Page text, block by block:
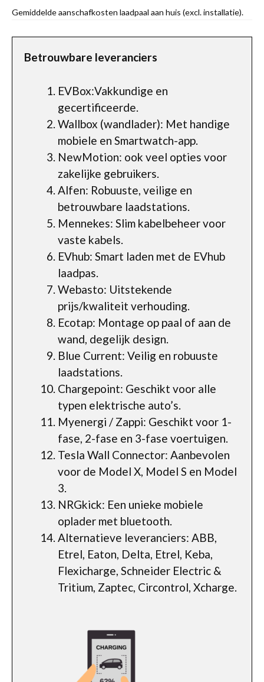
Gemiddelde aanschafkosten laadpaal aan huis (excl. installatie).
Betrouwbare leveranciers
EVBox:Vakkundige en
gecertificeerde.
Wallbox (wandlader): Met handige
mobiele en Smartwatch-app.
NewMotion: ook veel opties voor
zakelijke gebruikers.
Alfen: Robuuste, veilige en
betrouwbare laadstations.
Mennekes: Slim kabelbeheer voor
vaste kabels.
EVhub: Smart laden met de EVhub
laadpas.
Webasto: Uitstekende
prijs/kwaliteit verhouding.
Ecotap: Montage op paal of aan de
wand, degelijk design.
Blue Current: Veilig en robuuste
laadstations.
Chargepoint: Geschikt voor alle
typen elektrische auto’s.
Myenergi / Zappi: Geschikt voor 1-
fase, 2-fase en 3-fase voertuigen.
Tesla Wall Connector: Aanbevolen
voor de Model X, Model S en Model
3.
NRGkick: Een unieke mobiele
oplader met bluetooth.
Alternatieve leveranciers: ABB,
Etrel, Eaton, Delta, Etrel, Keba,
Flexicharge, Schneider Electric &
Tritium, Zaptec, Circontrol, Xcharge.